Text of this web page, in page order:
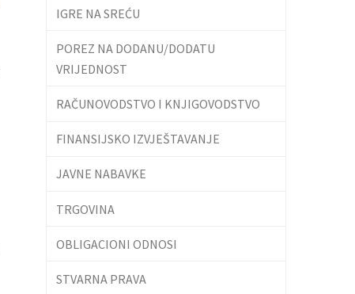
IGRE NA SREĆU
POREZ NA DODANU/DODATU
VRIJEDNOST
RAČUNOVODSTVO I KNJIGOVODSTVO
FINANSIJSKO IZVJEŠTAVANJE
JAVNE NABAVKE
TRGOVINA
OBLIGACIONI ODNOSI
STVARNA PRAVA